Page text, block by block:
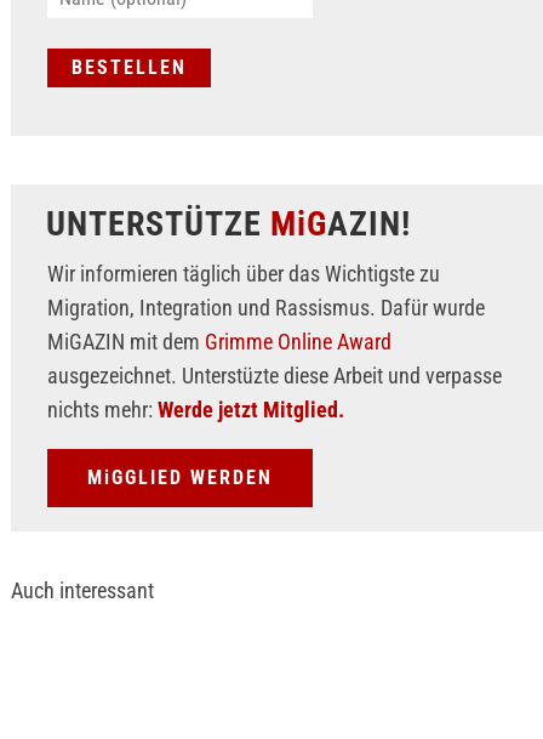
UNTERSTÜTZE MiGAZIN!
Wir informieren täglich über das Wichtigste zu
Migration, Integration und Rassismus. Dafür wurde
MiGAZIN mit dem Grimme Online Award
ausgezeichnet. Unterstüzte diese Arbeit und verpasse
nichts mehr: Werde jetzt Mitglied.
MiGGLIED WERDEN
Auch interessant